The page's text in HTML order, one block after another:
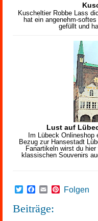
Kuscheltier Robbe Lass
hat ein angenehm-
gefüllt und
Lust auf
Im Lübeck
Bezug zur Hansestadt
Fanartikeln wirst du
klassischen Souvenirs
TwitterFacebook
EmailPinterest
Folgen
Beiträge: